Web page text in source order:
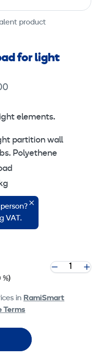
product
for light
elements.
partition wall
Polyethene
VAT.
%)
in RamiSmart
Terms